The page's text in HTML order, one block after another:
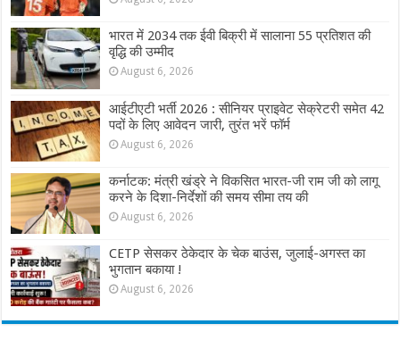
भारत में 2034 तक ईवी बिक्री में सालाना 55 प्रतिशत की
वृद्धि की उम्मीद
August 6, 2026
आईटीएटी भर्ती 2026 : सीनियर प्राइवेट सेक्रेटरी समेत 42
पदों के लिए आवेदन जारी, तुरंत भरें फॉर्म
August 6, 2026
कर्नाटक: मंत्री खंड्रे ने विकसित भारत-जी राम जी को लागू
करने के दिशा-निर्देशों की समय सीमा तय की
August 6, 2026
CETP सेसकर ठेकेदार के चेक बाउंस, जुलाई-अगस्त का
भुगतान बकाया !
August 6, 2026